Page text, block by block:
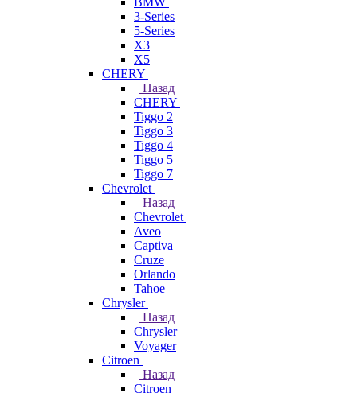
3-Series
5-Series
X3
X5
CHERY
Назад
CHERY
Tiggo 2
Tiggo 3
Tiggo 4
Tiggo 5
Tiggo 7
Chevrolet
Назад
Chevrolet
Aveo
Captiva
Cruze
Orlando
Tahoe
Chrysler
Назад
Chrysler
Voyager
Citroen
Назад
Citroen